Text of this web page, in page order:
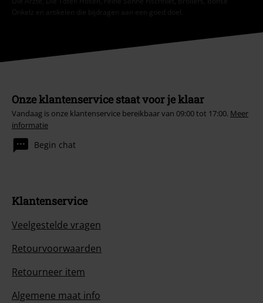
Onkelz en artikelen die bijdragen aan een goed doel.
Onze klantenservice staat voor je klaar
Vandaag is onze klantenservice bereikbaar van 09:00 tot 17:00. Meer
informatie
Begin chat
Klantenservice
Veelgestelde vragen
Retourvoorwaarden
Retourneer item
Algemene maat info